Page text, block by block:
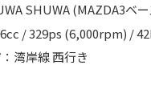
SHUWA (MAZDA3ベ
/ 329ps (6,000rpm) /
：湾岸線 西行き